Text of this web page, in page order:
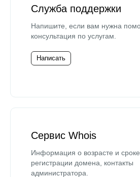
Служба поддержки
Напишите, если вам нужна
консультация по услугам.
Написать
Сервис Whois
Информация о возрасте и сроке
регистрации домена, контакты
администратора.